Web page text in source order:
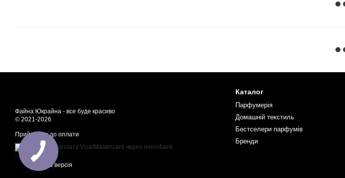
Файна Юкрайна - все буде красиво
© 2021-2026
Приймаємо до оплати
Мобільна версія
Каталог
Парфумерія
Домашній текстиль
Бестселери парфумів
Бренди